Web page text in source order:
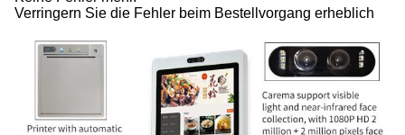
Verringern Sie die Fehler beim Bestellvorgang erheblich